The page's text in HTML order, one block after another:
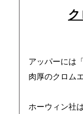
アッパーには
肉厚のクロム
ホーウィン社